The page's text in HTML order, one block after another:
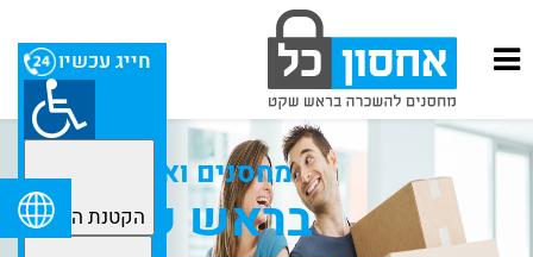
חייג עכשיו
הקטנת הפונט
מחסנים ואחסנה
בראש שקט